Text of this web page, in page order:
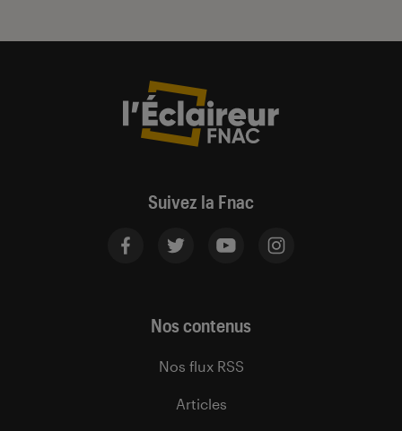
Suivez la Fnac
Nos contenus
Nos flux RSS
Articles